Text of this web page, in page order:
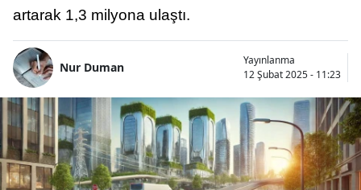
artarak 1,3 milyona ulaştı.
Nur Duman
Yayınlanma
12 Şubat 2025 - 11:23